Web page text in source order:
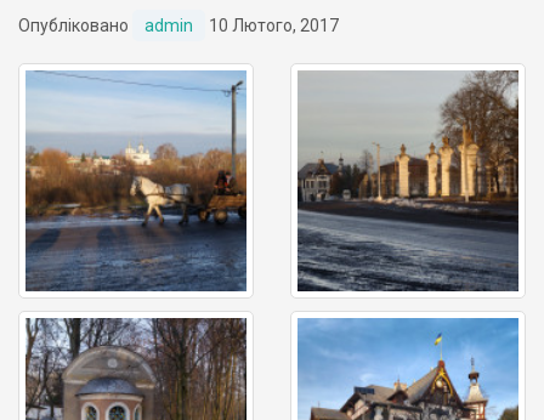
Опубліковано admin 10 Лютого, 2017